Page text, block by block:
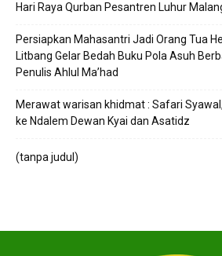
Hari Raya Qurban Pesantren Luhur
Persiapkan Mahasantri Jadi Orang Tua
Litbang Gelar Bedah Buku Pola Asuh
Penulis Ahlul Ma’had
Merawat warisan khidmat : Safari
ke Ndalem Dewan Kyai dan Asatidz
(tanpa judul)